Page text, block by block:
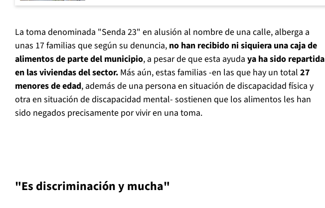
La toma denominada "Senda 23" en alusión al nombre de una calle, alberga a
unas 17 familias que según su denuncia, no han recibido ni siquiera una caja de
alimentos de parte del municipio, a pesar de que esta ayuda ya ha sido repartida
en las viviendas del sector. Más aún, estas familias -en las que hay un total 27
menores de edad, además de una persona en situación de discapacidad física y
otra en situación de discapacidad mental- sostienen que los alimentos les han
sido negados precisamente por vivir en una toma.
"Es discriminación y mucha"